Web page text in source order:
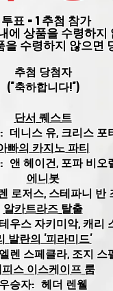
투표 = 1 추첨 참가
에 상품을 수령하
을 수령하지 않으면
추첨 당첨자
("축하합니다!")
단서 퀘스트
데니스 유, 크리스 포
빠의 카지노 파티
앤 헤이건, 포파 비오
에니봇
로저스, 스테파니 반
알카트라즈 탈출
우스 자키미악, 캐리
발란의 '피라미드'
엘렌 스페클라, 조지 스
피스 이스케이프 룸
우승자: 헤더 렌웰